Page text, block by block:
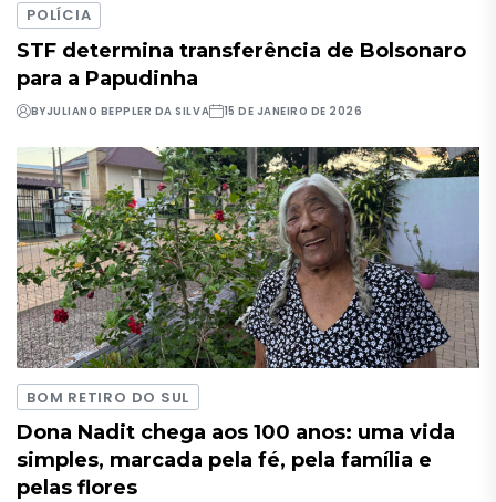
POLÍCIA
STF determina transferência de Bolsonaro
para a Papudinha
BYJULIANO BEPPLER DA SILVA 15 DE JANEIRO DE 2026
BOM RETIRO DO SUL
Dona Nadit chega aos 100 anos: uma vida
simples, marcada pela fé, pela família e
pelas flores